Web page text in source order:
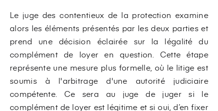
Le juge des contentieux de la protection examine
alors les éléments présentés par les deux parties et
prend une décision éclairée sur la légalité du
complément de loyer en question. Cette étape
représente une mesure plus formelle, où le litige est
soumis à l'arbitrage d'une autorité judiciaire
compétente. Ce sera au juge de juger si le
complément de loyer est légitime et si oui, d’en fixer